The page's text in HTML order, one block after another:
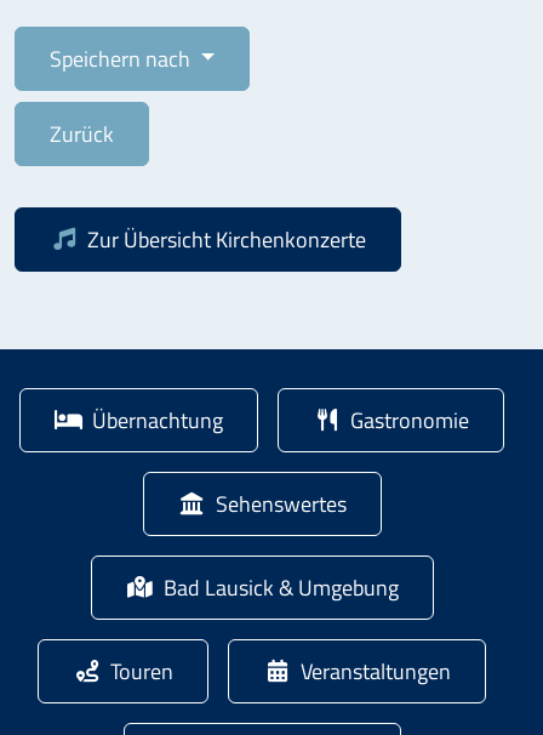
Speichern nach
Zurück
Zur ÜbersichtKirchenkonzerte
Übernachtung Gastronomie
Sehenswertes
Bad Lausick & Umgebung
Touren Veranstaltungen